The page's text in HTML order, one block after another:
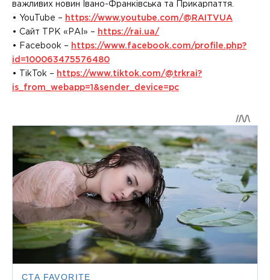
важливих новин Івано-Франківська та Прикарпаття.
• YouTube – https://www.youtube.com/@RAITVUA
• Сайт ТРК «РАІ» – https://rai.ua/
• Facebook – https://www.facebook.com/profile.php?
id=100063475576480
• TikTok – https://www.tiktok.com/@trkrai?
is_from_webapp=1&sender_device=pc